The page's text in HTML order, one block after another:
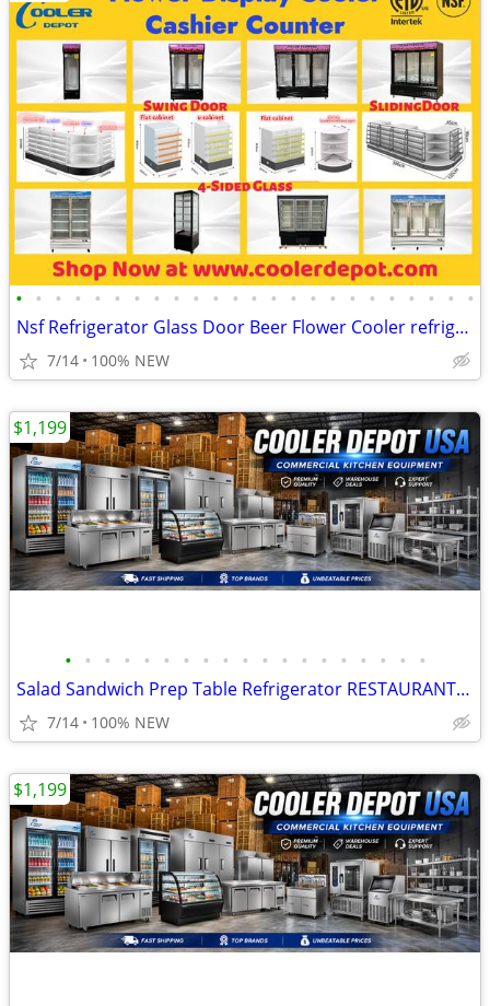
• • • • • • • • • • • • • • • • • • • • • • • •
Nsf Refrigerator Glass Door Beer Flower Cooler refrigerators RESTAURAN
7/14 100% NEW
• • • • • • • • • • • • • • • • • • •
Salad Sandwich Prep Table Refrigerator RESTAURANT EQUIPMENT More photo
7/14 100% NEW
$1,199
$1,199